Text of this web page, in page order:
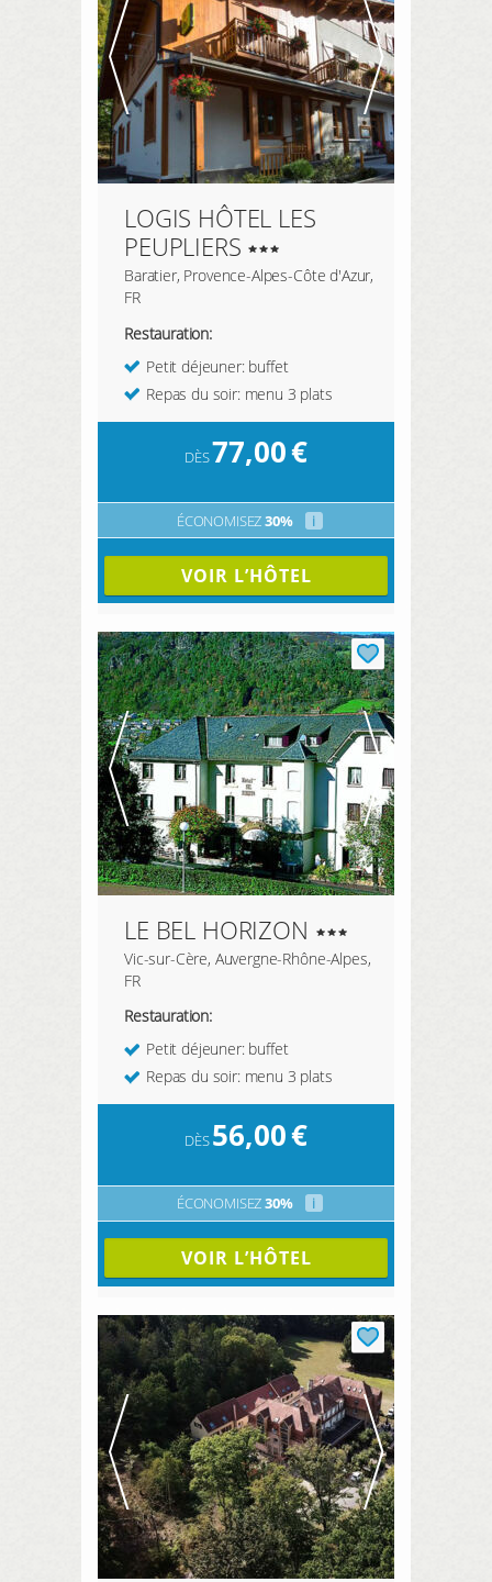
LOGIS HÔTEL LES
PEUPLIERS
Baratier, Provence-Alpes-Côte d'Azur,
FR
Restauration:
Petit déjeuner: buffet
Repas du soir: menu 3 plats
DÈS77,00€
ÉCONOMISEZ30% i
VOIR L’HÔTEL
LE BEL HORIZON
Vic-sur-Cère, Auvergne-Rhône-Alpes,
FR
Restauration:
Petit déjeuner: buffet
Repas du soir: menu 3 plats
DÈS56,00€
ÉCONOMISEZ30% i
VOIR L’HÔTEL